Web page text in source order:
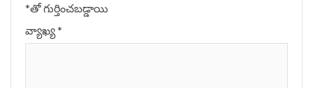
*‌తో గుర్తించబడ్డాయి
వ్యాఖ్య*